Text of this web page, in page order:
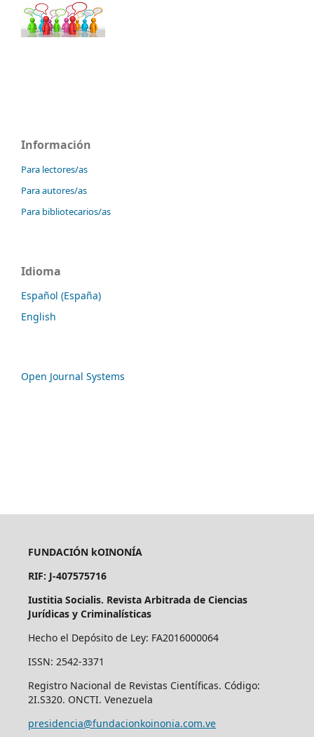
Información
Para lectores/as
Para autores/as
Para bibliotecarios/as
Idioma
Español (España)
English
Open Journal Systems
FUNDACIÓN kOINONÍA
RIF: J-407575716
Iustitia Socialis. Revista Arbitrada de Ciencias
Jurídicas y Criminalísticas
Hecho el Depósito de Ley: FA2016000064
ISSN: 2542-3371
Registro Nacional de Revistas Científicas. Código:
2I.S320. ONCTI. Venezuela
presidencia@fundacionkoinonia.com.ve